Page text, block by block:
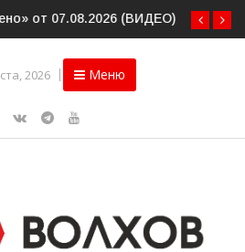
от 07.08.2026 (ВИДЕО)
2026 Меню